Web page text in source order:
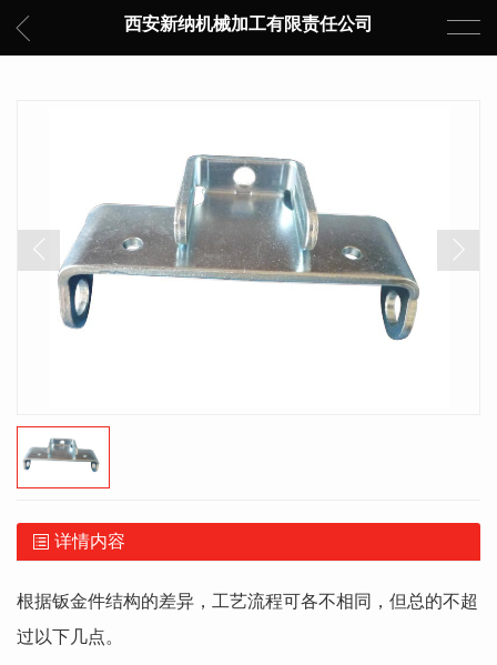
西安新纳机械加工有限责任公司
详情内容
根据钣金件结构的差异，工艺流程可各不相同，但总的不超
过以下几点。